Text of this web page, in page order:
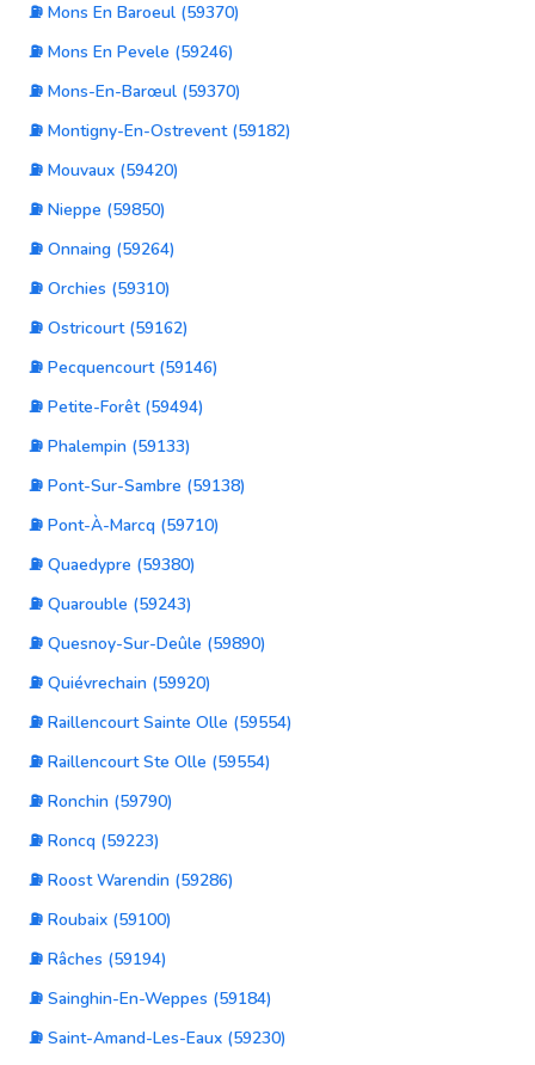
⛽ Mons En Baroeul (59370)
⛽ Mons En Pevele (59246)
⛽ Mons-En-Barœul (59370)
⛽ Montigny-En-Ostrevent (59182)
⛽ Mouvaux (59420)
⛽ Nieppe (59850)
⛽ Onnaing (59264)
⛽ Orchies (59310)
⛽ Ostricourt (59162)
⛽ Pecquencourt (59146)
⛽ Petite-Forêt (59494)
⛽ Phalempin (59133)
⛽ Pont-Sur-Sambre (59138)
⛽ Pont-À-Marcq (59710)
⛽ Quaedypre (59380)
⛽ Quarouble (59243)
⛽ Quesnoy-Sur-Deûle (59890)
⛽ Quiévrechain (59920)
⛽ Raillencourt Sainte Olle (59554)
⛽ Raillencourt Ste Olle (59554)
⛽ Ronchin (59790)
⛽ Roncq (59223)
⛽ Roost Warendin (59286)
⛽ Roubaix (59100)
⛽ Râches (59194)
⛽ Sainghin-En-Weppes (59184)
⛽ Saint-Amand-Les-Eaux (59230)